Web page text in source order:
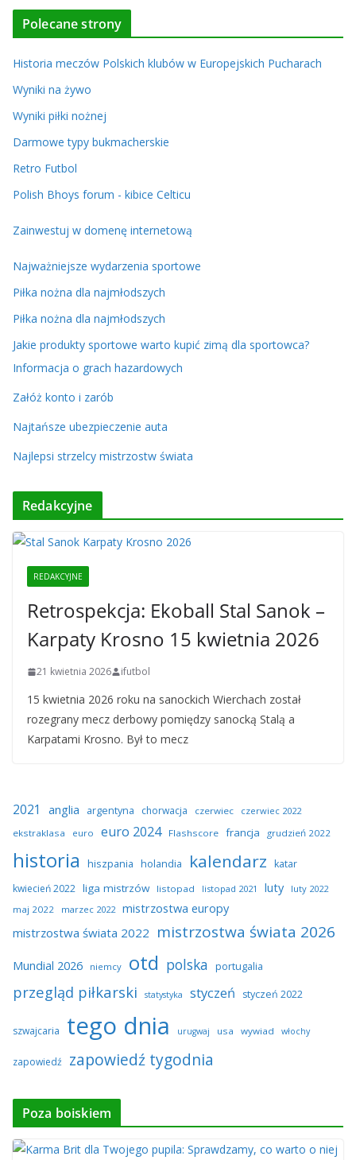
Polecane strony
Historia meczów Polskich klubów w Europejskich Pucharach
Wyniki na żywo
Wyniki piłki nożnej
Darmowe typy bukmacherskie
Retro Futbol
Polish Bhoys forum - kibice Celticu
Zainwestuj w domenę internetową
Najważniejsze wydarzenia sportowe
Piłka nożna dla najmłodszych
Piłka nożna dla najmłodszych
Jakie produkty sportowe warto kupić zimą dla sportowca?
Informacja o grach hazardowych
Załóż konto i zarób
Najtańsze ubezpieczenie auta
Najlepsi strzelcy mistrzostw świata
Redakcyjne
REDAKCYJNE
Retrospekcja: Ekoball Stal Sanok –
Karpaty Krosno 15 kwietnia 2026
21 kwietnia 2026 ifutbol
15 kwietnia 2026 roku na sanockich Wierchach został
rozegrany mecz derbowy pomiędzy sanocką Stalą a
Karpatami Krosno. Był to mecz
2021 anglia argentyna chorwacja czerwiec
czerwiec 2022
ekstraklasa
euro euro 2024 Flashscore francja grudzień 2022
historia hiszpania holandia kalendarz katar
kwiecień 2022 liga mistrzów listopad listopad 2021 luty
luty 2022
maj 2022
marzec 2022 mistrzostwa europy
mistrzostwa świata 2022 mistrzostwa świata 2026
Mundial 2026 niemcy otd polska portugalia
przegląd piłkarski statystyka styczeń styczeń 2022
szwajcaria tego dnia urugwaj usa wywiad włochy
zapowiedź zapowiedź tygodnia
Poza boiskiem